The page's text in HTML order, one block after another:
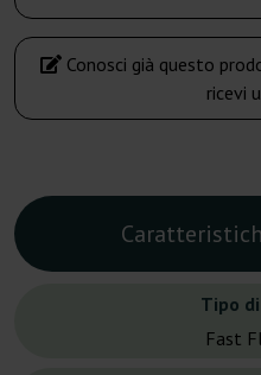
Conosci già questo
ricevi
Tipo
Fast